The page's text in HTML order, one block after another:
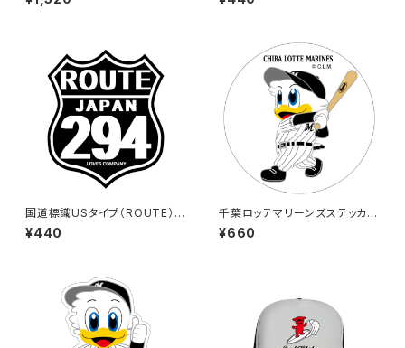
国道標識USタイプ（ROUTE）ス
テッカー 294号線（ブラック）
¥440
千葉ロッテマリーンズステッカー
8（大）
¥660